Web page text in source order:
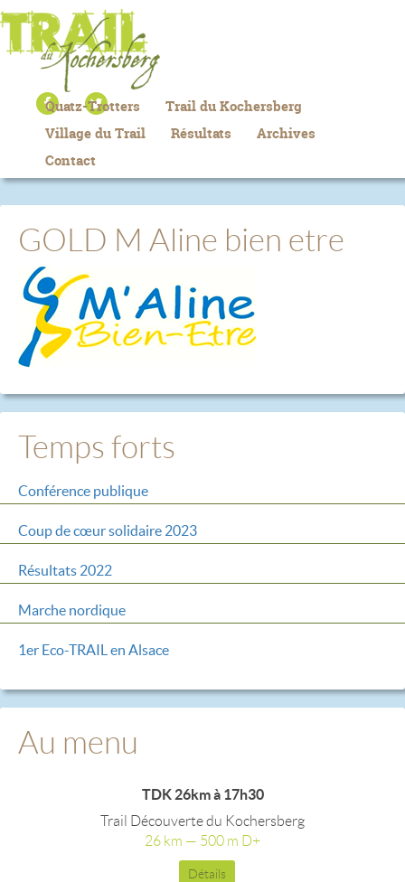
Quatz-Trotters
Trail du Kochersberg
Village du Trail
Résultats
Archives
Contact
GOLD M Aline bien etre
Temps forts
Conférence publique
Coup de cœur solidaire 2023
Résultats 2022
Marche nordique
1er Eco-TRAIL en Alsace
Au menu
TDK 26km à 17h30
Trail Découverte du Kochersberg
26 km — 500 m D+
Détails